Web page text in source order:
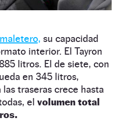
maletero, su capacidad
interior. El Tayron
litros. El de siete, con
en 345 litros,
traseras crece hasta
el volumen total